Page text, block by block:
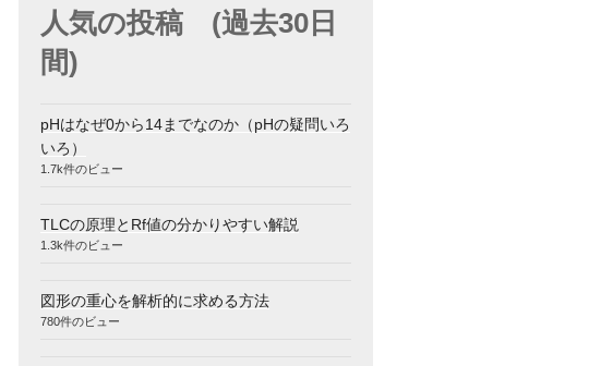
人気の投稿 (過去30日
間)
pHはなぜ0から14までなのか（pHの疑問いろ
いろ）
1.7k件のビュー
TLCの原理とRf値の分かりやすい解説
1.3k件のビュー
図形の重心を解析的に求める方法
780件のビュー